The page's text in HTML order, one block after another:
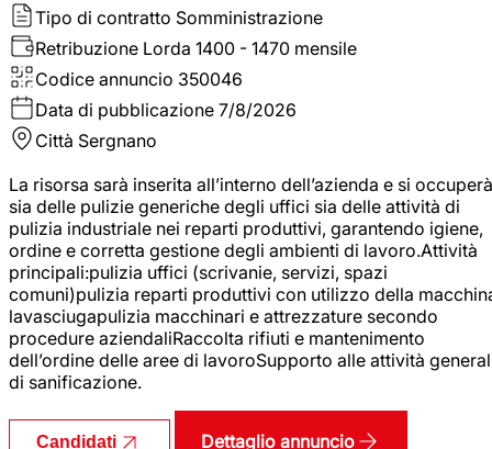
Tipo di contratto Somministrazione
Retribuzione Lorda 1400 - 1470 mensile
Codice annuncio 350046
Data di pubblicazione 7/8/2026
Città Sergnano
La risorsa sarà inserita all’interno dell’azienda e si occuperà
sia delle pulizie generiche degli uffici sia delle attività di
pulizia industriale nei reparti produttivi, garantendo igiene,
ordine e corretta gestione degli ambienti di lavoro.Attività
principali:pulizia uffici (scrivanie, servizi, spazi
comuni)pulizia reparti produttivi con utilizzo della
lavasciugapulizia macchinari e attrezzature secondo
procedure aziendaliRaccolta rifiuti e mantenimento
dell’ordine delle aree di lavoroSupporto alle attività
di sanificazione.
Candidati Dettaglio annuncio